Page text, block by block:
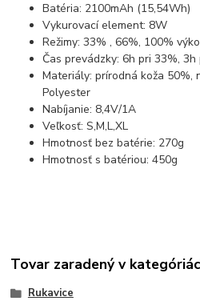
Batéria: 2100mAh (15,54Wh)
Vykurovací element: 8W
Režimy: 33% , 66%, 100%
Čas prevádzky: 6h pri 33%,
Materiály: prírodná koža 50%,
Polyester
Nabíjanie: 8,4V/1A
Veľkosť: S,M,L,XL
Hmotnosť bez batérie: 270g
Hmotnosť s batériou: 450g
Tovar zaradený v
Rukavice